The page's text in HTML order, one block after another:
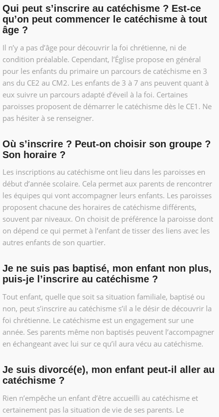
Qui peut s’inscrire au catéchisme ? Est-ce
qu’on peut commencer le catéchisme à tout
âge ?
Il n’y a pas d’âge pour découvrir la foi chrétienne, ni de
condition préalable. Cependant, l’Église propose en général
pour les enfants du primaire un parcours de catéchisme en 3
ans du CE2 au CM2. Les enfants de 3 à 7 ans peuvent quant à
eux suivre un parcours adapté d’éveil à la foi. Certaines
paroisses proposent de démarrer le catéchisme dès le CE1. Ne
pas hésiter à se renseigner.
Où s’inscrire ? Peut-on choisir son groupe ?
Son horaire ?
Les inscriptions au catéchisme ont lieu dans les paroisses en
début d’année scolaire. Cela permet aux parents de rencontrer
les équipes qui vont accompagner leurs enfants. Les paroisses
proposent chacune des horaires de catéchisme différents,
souvent par niveaux. On choisit de préférence la paroisse dont
on dépend ce qui permet à l’enfant de tisser des liens avec les
autres enfants de son quartier.
Je ne suis pas baptisé, mon enfant non plus,
puis-je l’inscrire au catéchisme ?
Tout enfant, quelle que soit sa situation familiale, baptisé ou
non, peut s’inscrire au catéchisme s’il a le désir de découvrir la
foi chrétienne. Le catéchisme est un engagement sur une
année. Ses parents même non baptisés peuvent l’accompagner
en échangeant avec lui sur ce qu’il aura vécu au catéchisme.
Je suis divorcé(e), mon enfant peut-il aller au
catéchisme ?
Rien n’empêche un enfant d’être accueilli au catéchisme et
certainement pas la situation de vie de ses parents. Le